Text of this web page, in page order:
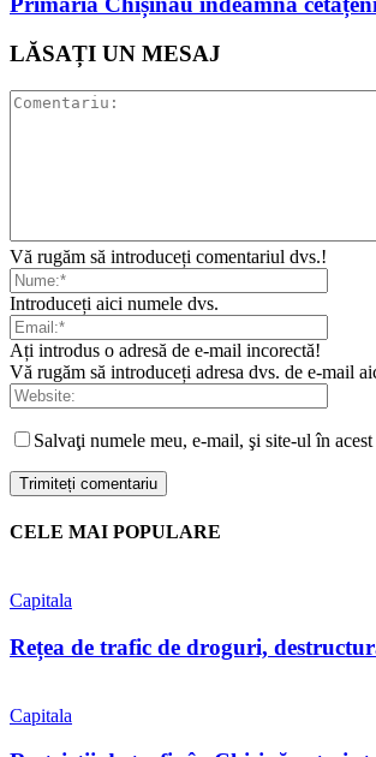
LĂSAȚI UN MESAJ
Vă rugăm să introduceți comentariul dvs.!
Introduceți aici numele dvs.
Ați introdus o adresă de e-mail incorectă!
Vă rugăm să introduceți adresa dvs. de e-mail
Salvaţi numele meu, e-mail, şi site-ul în
CELE MAI POPULARE
Capitala
Rețea de trafic de droguri,
Capitala